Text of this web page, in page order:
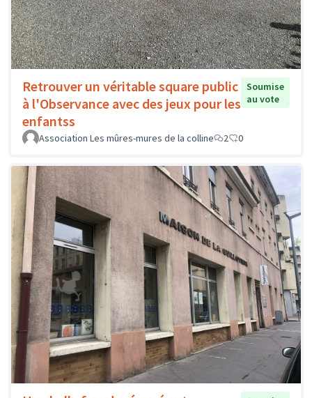
Retrouver un véritable square public
à l'Observance avec des jeux pour les
enfantss
Soumise
au vote
Association Les mûres-mures de la colline 2 0